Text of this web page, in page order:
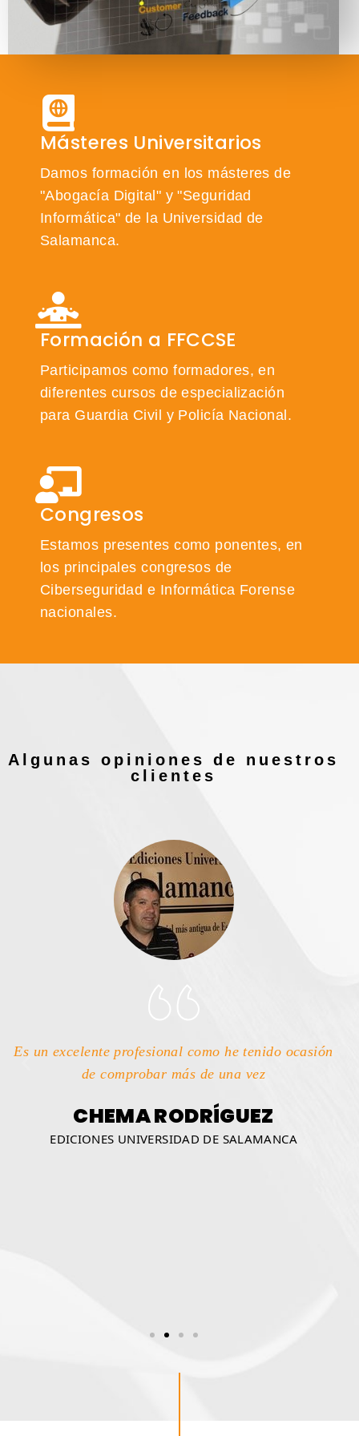
Másteres Universitarios
Damos formación en los másteres de
"Abogacía Digital" y "Seguridad
Informática" de la Universidad de
Salamanca.
Formación a FFCCSE
Participamos como formadores, en
diferentes cursos de especialización
para Guardia Civil y Policía Nacional.
Congresos
Estamos presentes como ponentes, en
los principales congresos de
Ciberseguridad e Informática Forense
nacionales.
Algunas opiniones de nuestros
clientes
Es un excelente profesional como he tenido ocasión
de comprobar más de una vez
CHEMA RODRÍGUEZ
EDICIONES UNIVERSIDAD DE SALAMANCA